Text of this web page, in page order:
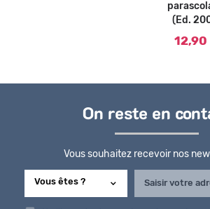
(Ed.
12,90
On reste en
Vous souhaitez recevoir nos